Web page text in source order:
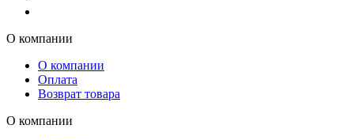
О компании
О компании
Оплата
Возврат товара
О компании